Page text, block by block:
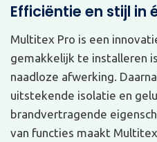
Efficiëntie en stijl in
Multitex Pro is een
gemakkelijk te installeren
naadloze afwerking.
uitstekende isolatie en
brandvertragende
van functies maakt